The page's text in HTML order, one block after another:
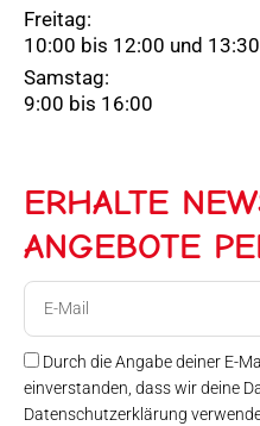
Freitag:
10:00 bis 12:00 und
Samstag:
9:00 bis 16:00
ERHALTE
ANGEBOTE
Durch die Angabe deiner E-
einverstanden, dass wir deine
Datenschutzerklärung